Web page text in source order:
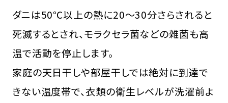
ダニは50℃以上の熱に20〜30分さらされると
死滅するとされ、モラクセラ菌などの雑菌も高
温で活動を停止します。
家庭の天日干しや部屋干しでは絶対に到達で
きない温度帯で、衣類の衛生レベルが洗濯前よ